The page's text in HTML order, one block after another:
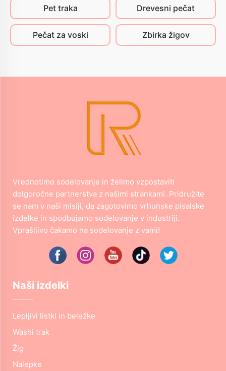
Pet traka Drevesni pečat
Pečat za voski Zbirka žigov
Vrednotimo sodelovanje in želimo vzpostaviti
dolgoročne partnerstva z našimi strankami. Pridružite
se nam v naši misiji, da zagotovimo vrhunske pisalske
izdelke in spodbujamo sodelovanje v industriji.
Vprašljivo čakamo na sodelovanje z vami!
Naši izdelki
Lepljivi listki in beležke
Washi trak
Žig
Nalepke